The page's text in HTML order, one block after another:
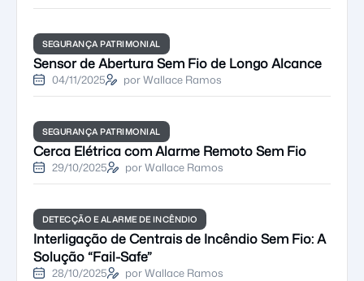
SEGURANÇA PATRIMONIAL
Sensor de Abertura Sem Fio de Longo Alcance
04/11/2025 por Wallace Ramos
SEGURANÇA PATRIMONIAL
Cerca Elétrica com Alarme Remoto Sem Fio
29/10/2025 por Wallace Ramos
DETECÇÃO E ALARME DE INCÊNDIO
Interligação de Centrais de Incêndio Sem Fio: A
Solução “Fail-Safe”
28/10/2025 por Wallace Ramos